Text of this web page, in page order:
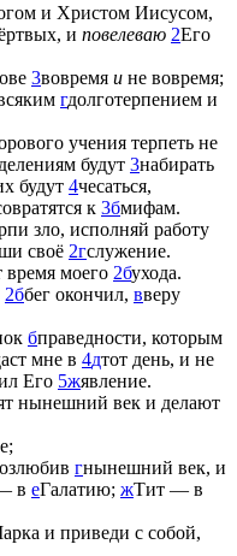
и Христом Иисусом,
и повелеваю 2Его
3вовремя и не вовремя;
гдолготерпением и
учения терпеть не
будут 3набирать
будут 4чесаться,
к 3бмифам.
зло, исполняй работу
своё 2гслужение.
время моего 2бухода.
2ббег окончил, вверу
бправедности, которым
мне в 4дтот день, и не
Его 5жявление.
нынешний век и делают
гнынешний век, и
в еГалатию; жТит — в
и приведи с собой,